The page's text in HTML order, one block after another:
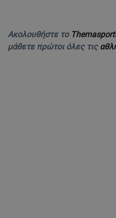
Ακολουθήστε το
μάθετε πρώτοι όλες τις